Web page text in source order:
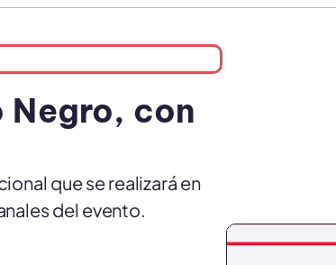
Negro, con
que se realizará en
del evento.